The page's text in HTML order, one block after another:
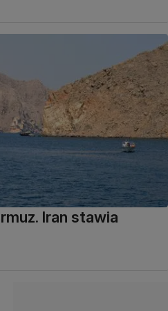
Iran stawia